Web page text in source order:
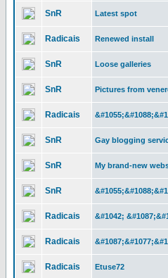
SnR Latest spot
Radicais Renewed install
SnR Loose galleries
SnR Pictures from
Radicais
SnR Gay blogging
SnR My brand-new
SnR
Radicais &#1042;
Radicais
Radicais Etuse72